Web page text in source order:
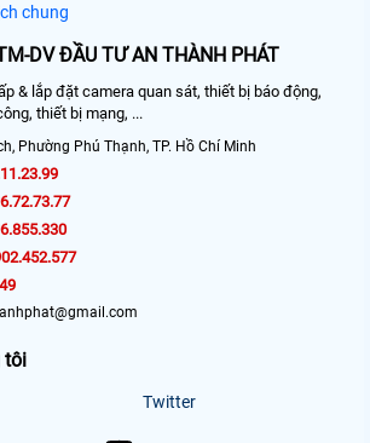
chung
DV ĐẦU TƯ AN THÀNH PHÁT
& lắp đặt camera quan sát, thiết bị báo động,
thiết bị mạng, ...
Phường Phú Thạnh, TP. Hồ Chí Minh
tôi
Twitter